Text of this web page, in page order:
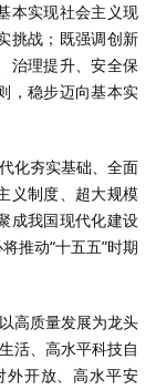
本实现社会主义现
挑战；既强调创新
治理提升、安全保
，稳步迈向基本实
化夯实基础、全面
义制度、超大规模
成我国现代化建设
推动“十五五”时期
高质量发展为龙头
活、高水平科技自
外开放、高水平安